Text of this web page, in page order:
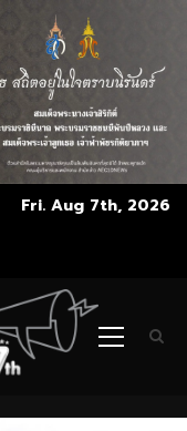
Fri. Aug 7th, 2026
Primary